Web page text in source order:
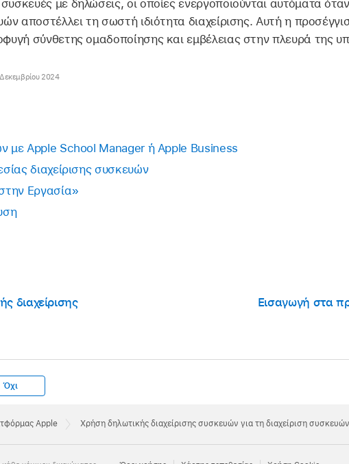
με δηλώσεις, οι οποίες ενεργοποιούνται αυτόματα
αποστέλλει τη σωστή ιδιότητα διαχείρισης. Αυτή η
σύνθετης ομαδοποίησης και εμβέλειας στην πλευρά της
2024
με Apple School Manager ή Apple Business
διαχείρισης συσκευών
Εργασία»
διαχείρισης
Εισαγωγή στα
Όχι
Apple Χρήση δηλωτικής διαχείρισης συσκευών για τη διαχείριση